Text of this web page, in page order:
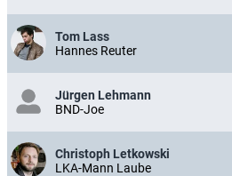
Tom Lass
Hannes Reuter
Jürgen Lehmann
BND-Joe
Christoph Letkowski
LKA-Mann Laube